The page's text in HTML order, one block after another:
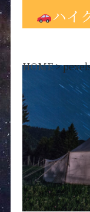
ハイ
HOME>